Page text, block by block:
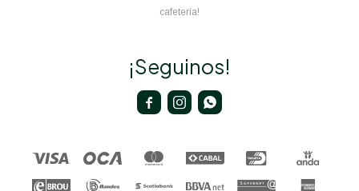
cafetería!
¡Seguinos!
  